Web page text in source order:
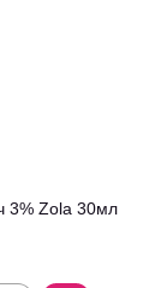
3% Zola 30мл